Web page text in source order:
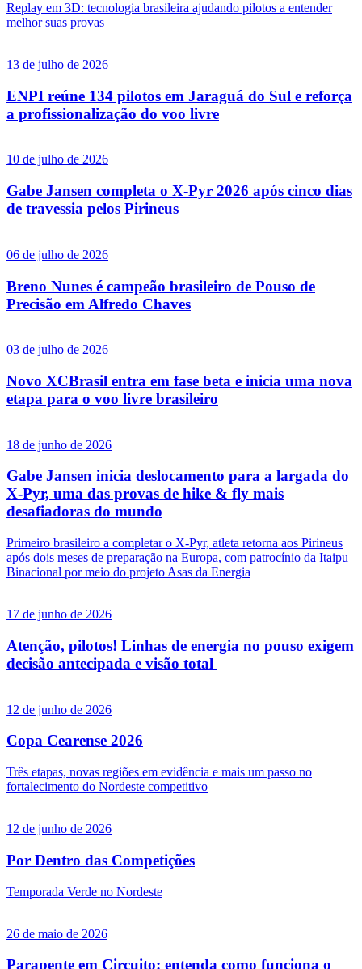
Replay em 3D: tecnologia brasileira ajudando pilotos a entender
melhor suas provas
13 de julho de 2026
ENPI reúne 134 pilotos em Jaraguá do Sul e reforça
a profissionalização do voo livre
10 de julho de 2026
Gabe Jansen completa o X-Pyr 2026 após cinco dias
de travessia pelos Pirineus
06 de julho de 2026
Breno Nunes é campeão brasileiro de Pouso de
Precisão em Alfredo Chaves
03 de julho de 2026
Novo XCBrasil entra em fase beta e inicia uma nova
etapa para o voo livre brasileiro
18 de junho de 2026
Gabe Jansen inicia deslocamento para a largada do
X-Pyr, uma das provas de hike & fly mais
desafiadoras do mundo
Primeiro brasileiro a completar o X-Pyr, atleta retorna aos Pirineus
após dois meses de preparação na Europa, com patrocínio da Itaipu
Binacional por meio do projeto Asas da Energia
17 de junho de 2026
Atenção, pilotos! Linhas de energia no pouso exigem
decisão antecipada e visão total
12 de junho de 2026
Copa Cearense 2026
Três etapas, novas regiões em evidência e mais um passo no
fortalecimento do Nordeste competitivo
12 de junho de 2026
Por Dentro das Competições
Temporada Verde no Nordeste
26 de maio de 2026
Parapente em Circuito: entenda como funciona o